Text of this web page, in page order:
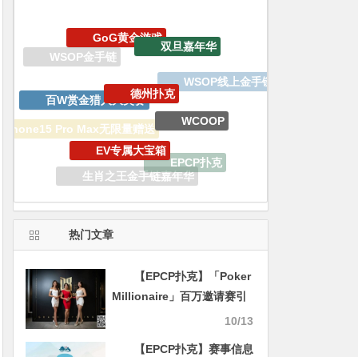
APT亚洲扑克巡回赛
EV扑克
iPhone15 Pro Max无限量赠送
百W赏金猎人大奖赛
德州扑克
WCOOP
EPCP扑克
生肖之王金手链嘉年华
EV专属大宝箱
热门文章
【EPCP扑克】「Poker
Millionaire」百万邀请赛引
10/13
【EPCP扑克】赛事信息